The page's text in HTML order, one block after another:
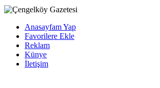
Anasayfam Yap
Favorilere Ekle
Reklam
Künye
İletişim